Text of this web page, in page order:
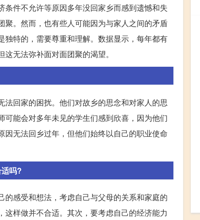
件不允许等原因多年没回家乡而感到遗憾和失
。然而，也有些人可能因为与家人之间的矛盾
特的，需要尊重和理解。数据显示，每年都有
无法弥补面对面团聚的渴望。
回家的困扰。他们对故乡的思念和对家人的思
能会对多年未见的学生们感到欣喜，因为他们
无法回乡过年，但他们始终以自己的职业使命
吗?
感受和想法，考虑自己与父母的关系和家庭的
样做并不合适。其次，要考虑自己的经济能力